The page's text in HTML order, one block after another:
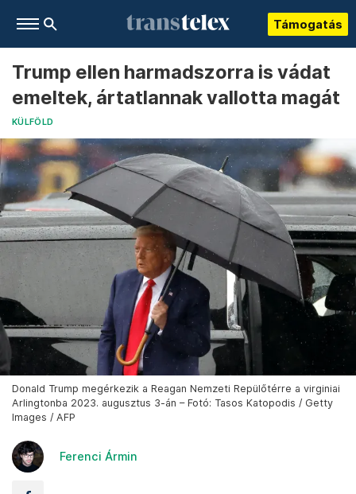
Támogatás
Trump ellen harmadszorra is vádat
emeltek, ártatlannak vallotta magát
KÜLFÖLD
Donald Trump megérkezik a Reagan Nemzeti Repülőtérre a virginiai
Arlingtonba 2023. augusztus 3-án – Fotó: Tasos Katopodis / Getty
Images / AFP
Ferenci Ármin